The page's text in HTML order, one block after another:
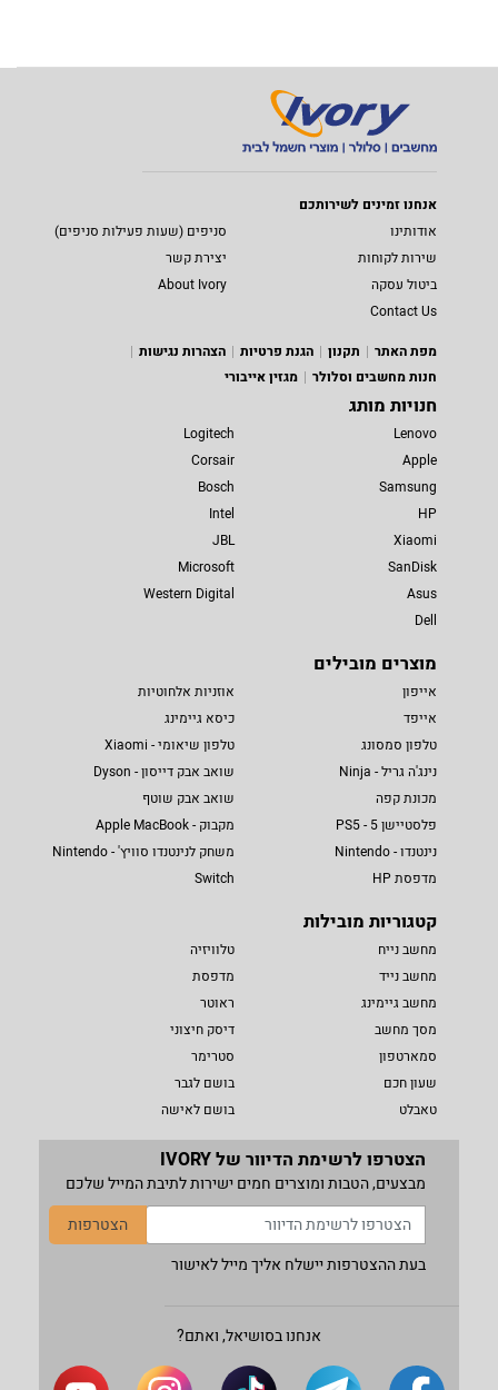
אנחנו זמינים לשירותכם
אודותינו
סניפים (שעות פעילות סניפים)
שירות לקוחות
יצירת קשר
ביטול עסקה
About Ivory
Contact Us
מפת האתר
תקנון הגנת פרטיות
הצהרות נגישות
חנות מחשבים וסלולר
מגזין אייבורי
חנויות מותג
Lenovo
Apple
Samsung
HP
Xiaomi
SanDisk
Asus
Dell
Logitech
Corsair
Bosch
Intel
JBL
Microsoft
Western Digital
מוצרים מובילים
אייפון
אייפד
טלפון סמסונג
נינג'ה גריל - Ninja
מכונת קפה
פלסטיישן 5 - PS5
נינטנדו - Nintendo
מדפסת HP
אוזניות אלחוטיות
כיסא גיימינג
טלפון שיאומי - Xiaomi
שואב אבק דייסון - Dyson
שואב אבק שוטף
מקבוק - Apple MacBook
משחק לנינטנדו סוויץ' - Nintendo
Switch
קטגוריות מובילות
מחשב נייח
מחשב נייד
מחשב גיימינג
מסך מחשב
סמארטפון
שעון חכם
טאבלט
טלוויזיה
מדפסת
ראוטר
דיסק חיצוני
סטרימר
בושם לגבר
בושם לאישה
הצטרפו לרשימת הדיוור של IVORY
מבצעים, הטבות ומוצרים חמים ישירות לתיבת המייל שלכם
הצטרפות
בעת ההצטרפות יישלח אליך מייל לאישור
אנחנו בסושיאל, ואתם?